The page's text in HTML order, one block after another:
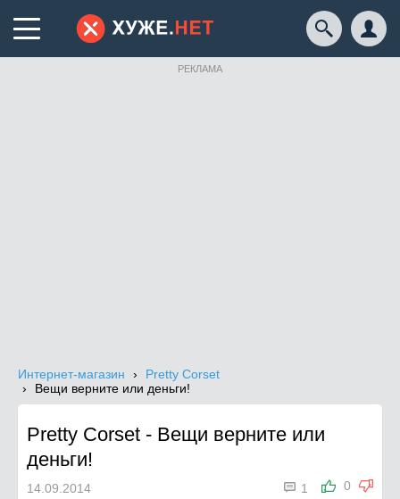
РЕКЛАМА
Интернет-магазин
Pretty Corset
Вещи верните или деньги!
Pretty Corset - Вещи верните или
деньги!
0
 1
14.09.2014